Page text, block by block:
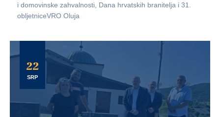
i domovinske zahvalnosti, Dana hrvatskih branitelja i 31.
obljetniceVRO Oluja
22
SRP